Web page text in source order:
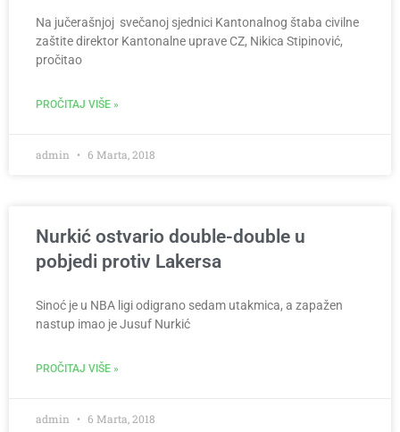
Na jučerašnjoj svečanoj sjednici Kantonalnog štaba civilne
zaštite direktor Kantonalne uprave CZ, Nikica Stipinović,
pročitao
PROČITAJ VIŠE »
admin 6 Marta, 2018
Nurkić ostvario double-double u
pobjedi protiv Lakersa
Sinoć je u NBA ligi odigrano sedam utakmica, a zapažen
nastup imao je Jusuf Nurkić
PROČITAJ VIŠE »
admin 6 Marta, 2018